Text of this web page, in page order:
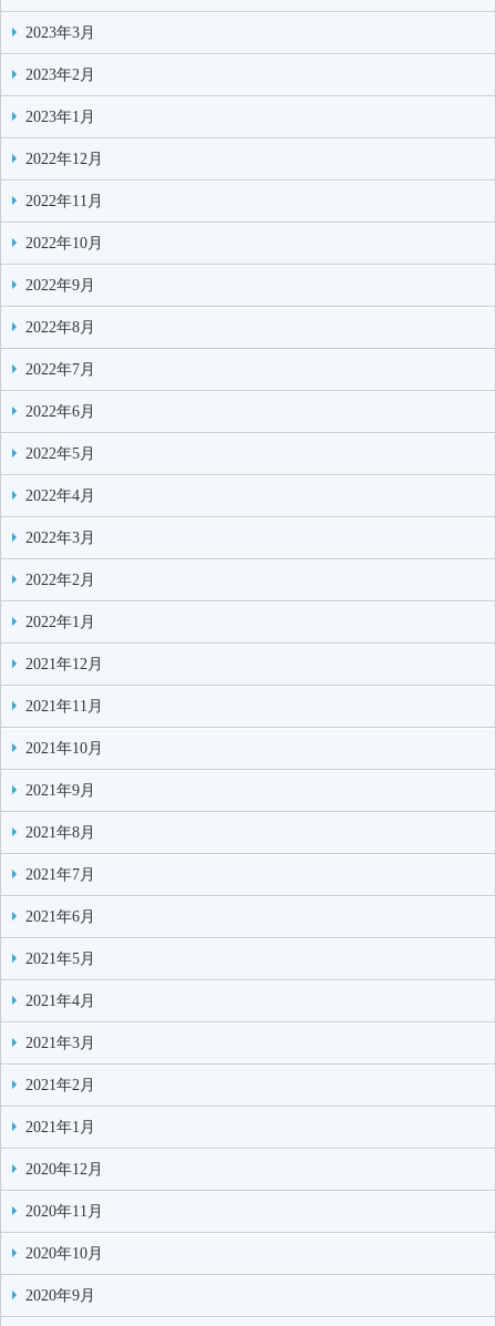
2023年3月
2023年2月
2023年1月
2022年12月
2022年11月
2022年10月
2022年9月
2022年8月
2022年7月
2022年6月
2022年5月
2022年4月
2022年3月
2022年2月
2022年1月
2021年12月
2021年11月
2021年10月
2021年9月
2021年8月
2021年7月
2021年6月
2021年5月
2021年4月
2021年3月
2021年2月
2021年1月
2020年12月
2020年11月
2020年10月
2020年9月